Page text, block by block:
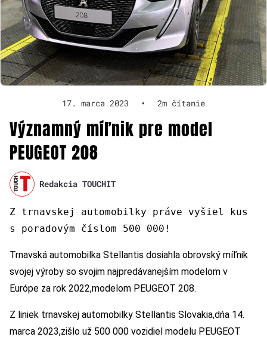
17. marca 2023 • 2m čítanie
Významný míľnik pre model
PEUGEOT 208
Redakcia TOUCHIT
Z trnavskej automobilky práve vyšiel kus
s poradovým číslom 500 000!
Trnavská automobilka Stellantis dosiahla obrovský míľnik
svojej výroby so svojim najpredávanejším modelom v
Európe za rok 2022,modelom PEUGEOT 208.
Z liniek trnavskej automobilky Stellantis Slovakia,dńa 14.
marca 2023,zišlo už 500 000 vozidiel modelu PEUGEOT